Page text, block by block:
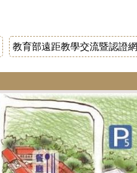
教育部遠距教學交流暨認證網